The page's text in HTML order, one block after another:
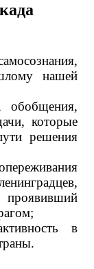
нашей
обобщения,
которые
решения
проявивший
в